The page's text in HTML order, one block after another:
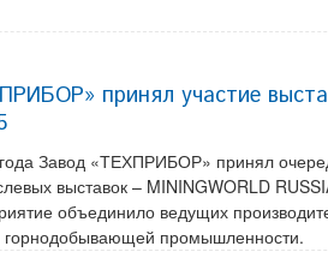
принял участие
Завод «ТЕХПРИБОР» принял
выставок – MININGWORLD
объединило ведущих
горнодобывающей промышленности.